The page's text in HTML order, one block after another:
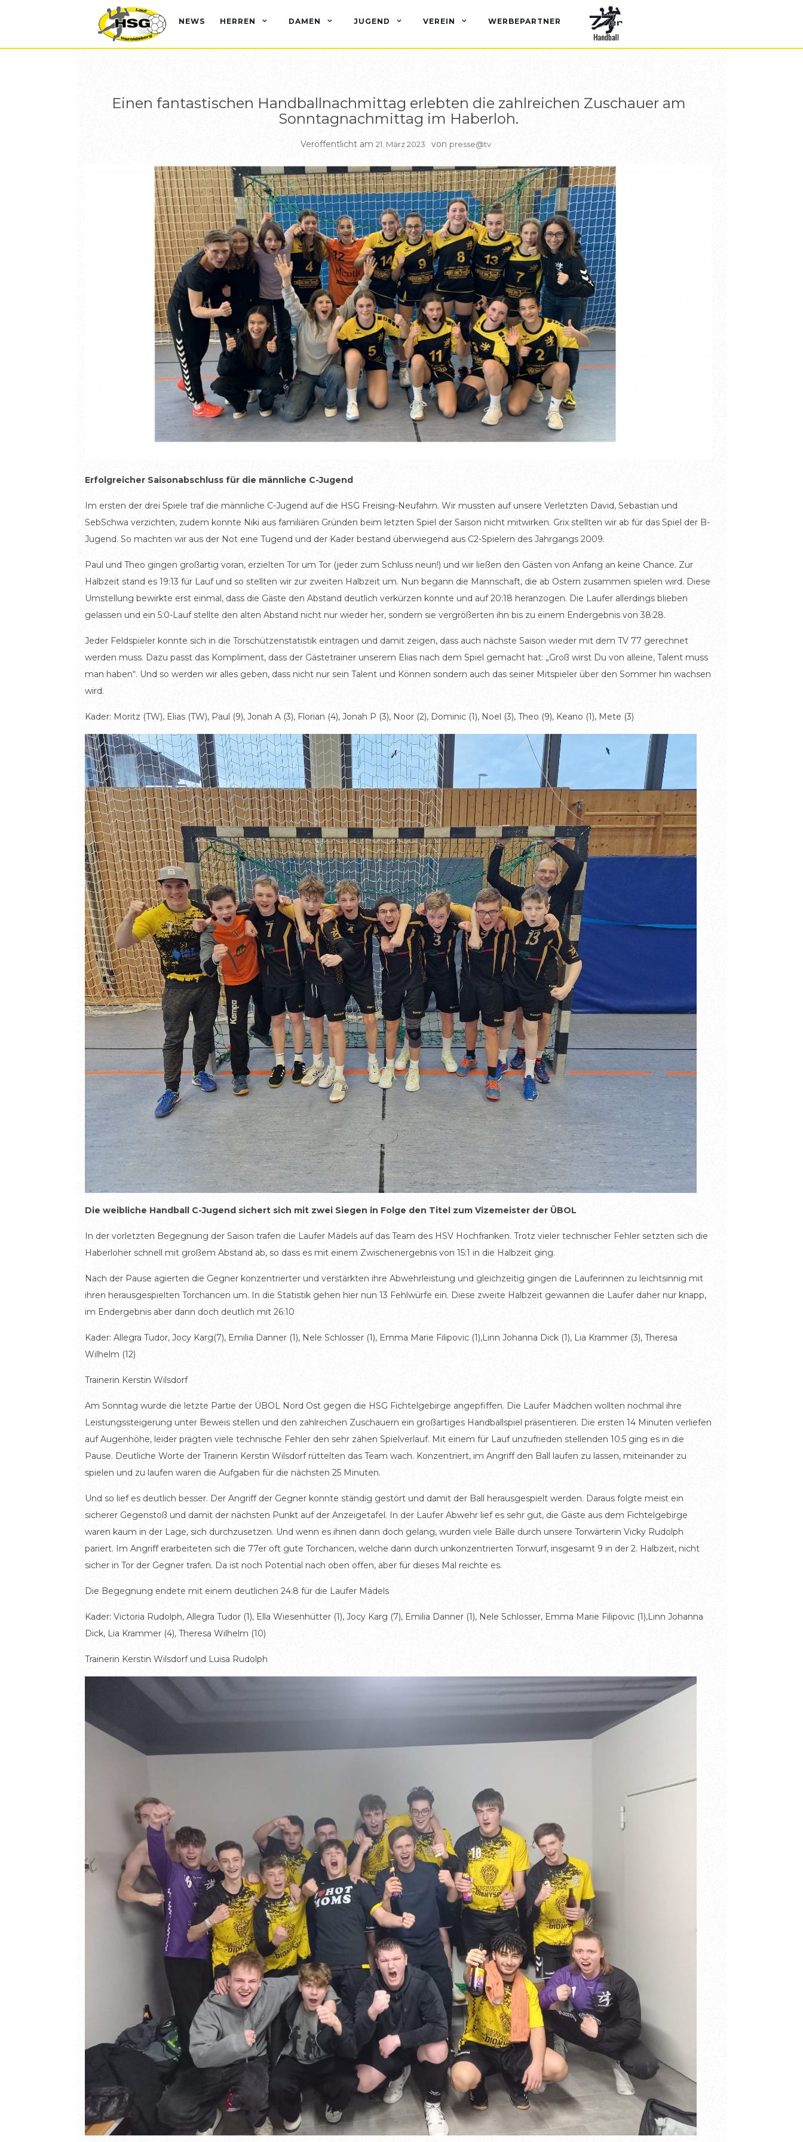
NEWS HERREN DAMEN JUGEND VEREIN WERBEPARTNER
Einen fantastischen Handballnachmittag erlebten die zahlreichen Zuschauer am
Sonntagnachmittag im Haberloh.
Veröffentlicht am 21. März 2023 von presse@tv
Erfolgreicher Saisonabschluss für die männliche C-Jugend
Im ersten der drei Spiele traf die männliche C-Jugend auf die HSG Freising-Neufahrn. Wir mussten auf unsere Verletzten David, Sebastian und
SebSchwa verzichten, zudem konnte Niki aus familiären Gründen beim letzten Spiel der Saison nicht mitwirken. Grix stellten wir ab für das Spiel der B-
Jugend. So machten wir aus der Not eine Tugend und der Kader bestand überwiegend aus C2-Spielern des Jahrgangs 2009.
Paul und Theo gingen großartig voran, erzielten Tor um Tor (jeder zum Schluss neun!) und wir ließen den Gästen von Anfang an keine Chance. Zur
Halbzeit stand es 19:13 für Lauf und so stellten wir zur zweiten Halbzeit um. Nun begann die Mannschaft, die ab Ostern zusammen spielen wird. Diese
Umstellung bewirkte erst einmal, dass die Gäste den Abstand deutlich verkürzen konnte und auf 20:18 heranzogen. Die Laufer allerdings blieben
gelassen und ein 5:0-Lauf stellte den alten Abstand nicht nur wieder her, sondern sie vergrößerten ihn bis zu einem Endergebnis von 38:28.
Jeder Feldspieler konnte sich in die Torschützenstatistik eintragen und damit zeigen, dass auch nächste Saison wieder mit dem TV 77 gerechnet
werden muss. Dazu passt das Kompliment, dass der Gästetrainer unserem Elias nach dem Spiel gemacht hat: „Groß wirst Du von alleine, Talent muss
man haben“. Und so werden wir alles geben, dass nicht nur sein Talent und Können sondern auch das seiner Mitspieler über den Sommer hin wachsen
wird.
Kader: Moritz (TW), Elias (TW), Paul (9), Jonah A (3), Florian (4), Jonah P (3), Noor (2), Dominic (1), Noel (3), Theo (9), Keano (1), Mete (3)
Die weibliche Handball C-Jugend sichert sich mit zwei Siegen in Folge den Titel zum Vizemeister der ÜBOL
In der vorletzten Begegnung der Saison trafen die Laufer Mädels auf das Team des HSV Hochfranken. Trotz vieler technischer Fehler setzten sich die
Haberloher schnell mit großem Abstand ab, so dass es mit einem Zwischenergebnis von 15:1 in die Halbzeit ging.
Nach der Pause agierten die Gegner konzentrierter und verstärkten ihre Abwehrleistung und gleichzeitig gingen die Lauferinnen zu leichtsinnig mit
ihren herausgespielten Torchancen um. In die Statistik gehen hier nun 13 Fehlwürfe ein. Diese zweite Halbzeit gewannen die Laufer daher nur knapp,
im Endergebnis aber dann doch deutlich mit 26:10
Kader: Allegra Tudor, Jocy Karg(7), Emilia Danner (1), Nele Schlosser (1), Emma Marie Filipovic (1),Linn Johanna Dick (1), Lia Krammer (3), Theresa
Wilhelm (12)
Trainerin Kerstin Wilsdorf
Am Sonntag wurde die letzte Partie der ÜBOL Nord Ost gegen die HSG Fichtelgebirge angepfiffen. Die Laufer Mädchen wollten nochmal ihre
Leistungssteigerung unter Beweis stellen und den zahlreichen Zuschauern ein großartiges Handballspiel präsentieren. Die ersten 14 Minuten verliefen
auf Augenhöhe, leider prägten viele technische Fehler den sehr zähen Spielverlauf. Mit einem für Lauf unzufrieden stellenden 10:5 ging es in die
Pause. Deutliche Worte der Trainerin Kerstin Wilsdorf rüttelten das Team wach. Konzentriert, im Angriff den Ball laufen zu lassen, miteinander zu
spielen und zu laufen waren die Aufgaben für die nächsten 25 Minuten.
Und so lief es deutlich besser. Der Angriff der Gegner konnte ständig gestört und damit der Ball herausgespielt werden. Daraus folgte meist ein
sicherer Gegenstoß und damit der nächsten Punkt auf der Anzeigetafel. In der Laufer Abwehr lief es sehr gut, die Gäste aus dem Fichtelgebirge
waren kaum in der Lage, sich durchzusetzen. Und wenn es ihnen dann doch gelang, wurden viele Bälle durch unsere Torwärterin Vicky Rudolph
pariert. Im Angriff erarbeiteten sich die 77er oft gute Torchancen, welche dann durch unkonzentrierten Torwurf, insgesamt 9 in der 2. Halbzeit, nicht
sicher in Tor der Gegner trafen. Da ist noch Potential nach oben offen, aber für dieses Mal reichte es.
Die Begegnung endete mit einem deutlichen 24:8 für die Laufer Mädels
Kader: Victoria Rudolph, Allegra Tudor (1), Ella Wiesenhütter (1), Jocy Karg (7), Emilia Danner (1), Nele Schlosser, Emma Marie Filipovic (1),Linn Johanna
Dick, Lia Krammer (4), Theresa Wilhelm (10)
Trainerin Kerstin Wilsdorf und Luisa Rudolph